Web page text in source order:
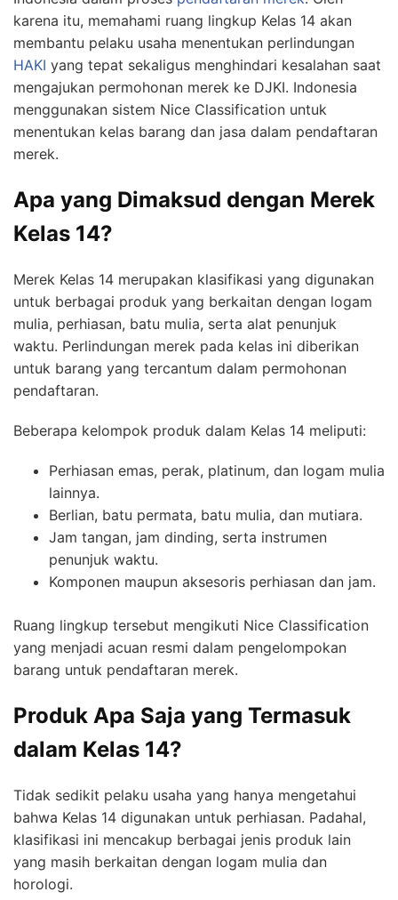
karena itu, memahami ruang lingkup Kelas 14 akan
membantu pelaku usaha menentukan perlindungan
HAKI yang tepat sekaligus menghindari kesalahan saat
mengajukan permohonan merek ke DJKI. Indonesia
menggunakan sistem Nice Classification untuk
menentukan kelas barang dan jasa dalam pendaftaran
merek.
Apa yang Dimaksud dengan Merek
Kelas 14?
Merek Kelas 14 merupakan klasifikasi yang digunakan
untuk berbagai produk yang berkaitan dengan logam
mulia, perhiasan, batu mulia, serta alat penunjuk
waktu. Perlindungan merek pada kelas ini diberikan
untuk barang yang tercantum dalam permohonan
pendaftaran.
Beberapa kelompok produk dalam Kelas 14 meliputi:
Perhiasan emas, perak, platinum, dan logam mulia
lainnya.
Berlian, batu permata, batu mulia, dan mutiara.
Jam tangan, jam dinding, serta instrumen
penunjuk waktu.
Komponen maupun aksesoris perhiasan dan jam.
Ruang lingkup tersebut mengikuti Nice Classification
yang menjadi acuan resmi dalam pengelompokan
barang untuk pendaftaran merek.
Produk Apa Saja yang Termasuk
dalam Kelas 14?
Tidak sedikit pelaku usaha yang hanya mengetahui
bahwa Kelas 14 digunakan untuk perhiasan. Padahal,
klasifikasi ini mencakup berbagai jenis produk lain
yang masih berkaitan dengan logam mulia dan
horologi.